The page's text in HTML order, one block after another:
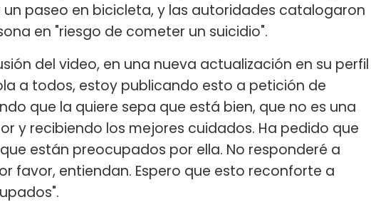
paseo en bicicleta, y las autoridades catalogaron
en "riesgo de cometer un suicidio".
del video, en una nueva actualización en su perfil
a todos, estoy publicando esto a petición de
que la quiere sepa que está bien, que no es una
y recibiendo los mejores cuidados. Ha pedido que
están preocupados por ella. No responderé a
favor, entiendan. Espero que esto reconforte a